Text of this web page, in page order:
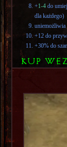
+1-4do
dla każdego)
uniemożliwia
+12 do
+30% do
KUP